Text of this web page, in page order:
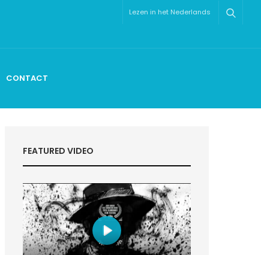
Lezen in het Nederlands
CONTACT
FEATURED VIDEO
Play